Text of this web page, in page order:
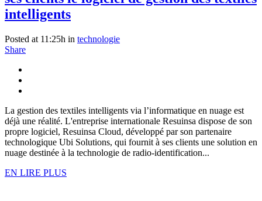
intelligents
Posted at 11:25h in technologie
Share
La gestion des textiles intelligents via l’informatique en nuage est
déjà une réalité. L'entreprise internationale Resuinsa dispose de son
propre logiciel, Resuinsa Cloud, développé par son partenaire
technologique Ubi Solutions, qui fournit à ses clients une solution en
nuage destinée à la technologie de radio-identification...
EN LIRE PLUS